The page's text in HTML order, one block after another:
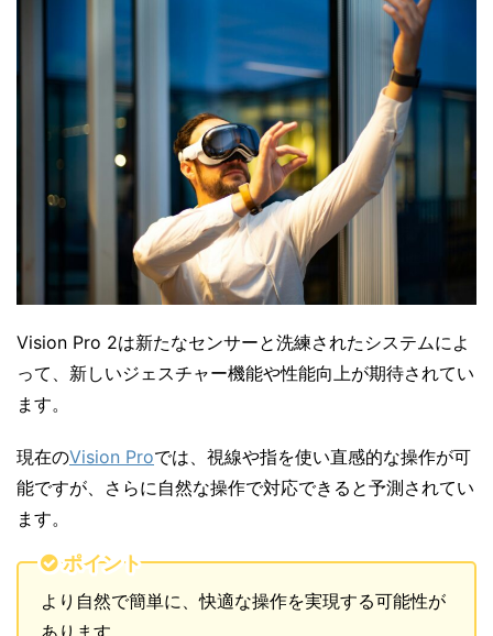
Vision Pro 2は新たなセンサーと洗練されたシステムによ
って、新しいジェスチャー機能や性能向上が期待されてい
ます。
現在のVision Proでは、視線や指を使い直感的な操作が可
能ですが、さらに自然な操作で対応できると予測されてい
ます。
ポイント
より自然で簡単に、快適な操作を実現する可能性が